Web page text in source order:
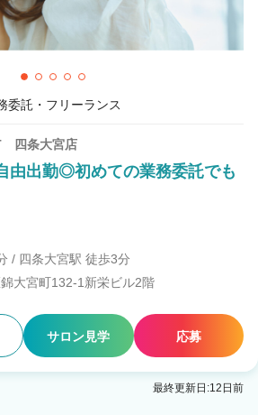
検索する
委託・フリーランス
四条大宮店
由出勤◎初めての業務委託でも
/ 四条大宮駅 徒歩3分
大宮町132-1新栄ビル2階
サロン見学 応募
最終更新日:12日前